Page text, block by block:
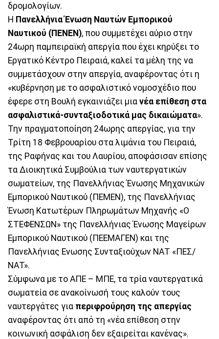
δρομολογίων.
Η Πανελλήνια Ένωση Ναυτών Εμπορικού
Ναυτικού (ΠΕΝΕΝ), που συμμετέχει αύριο στην
24ωρη παμπειραϊκή απεργία που έχει κηρύξει το
Εργατικό Κέντρο Πειραιά, καλεί τα μέλη της να
συμμετάσχουν στην απεργία, αναφέροντας ότι η
«κυβέρνηση με το ασφαλιστικό νομοσχέδιο που
έφερε στη Βουλή εγκαινιάζει μια νέα επίθεση στα
ασφαλιστικά-συνταξιοδοτικά μας δικαιώματα».
Την πραγματοποίηση 24ωρης απεργίας, για την
Τρίτη 18 Φεβρουαρίου στα λιμάνια του Πειραιά,
της Ραφήνας και του Λαυρίου, αποφάσισαν επίσης
τα Διοικητικά Συμβούλια των ναυτεργατικών
σωματείων, της Πανελλήνιας Ένωσης Μηχανικών
Εμπορικού Ναυτικού (ΠΕΜΕΝ), της Πανελλήνιας
Ένωση Κατωτέρων Πληρωμάτων Μηχανής «Ο
ΣΤΕΦΕΝΣΩΝ» της Πανελλήνιας Ένωσης Μαγείρων
Εμπορικού Ναυτικού (ΠΕΕΜΑΓΕΝ) και της
Πανελλήνιας Ενωσης Συνταξιούχων ΝΑΤ «ΠΕΣ/
ΝΑΤ».
Σύμφωνα με το ΑΠΕ – ΜΠΕ, τα τρία ναυτεργατικά
σωματεία σε ανακοίνωσή τους καλούν τους
ναυτεργάτες για περιφρούρηση της απεργίας
αναφέροντας ότι από τη «νέα επίθεση στην
κοινωνική ασφάλιση δεν εξαιρείται κανένας».